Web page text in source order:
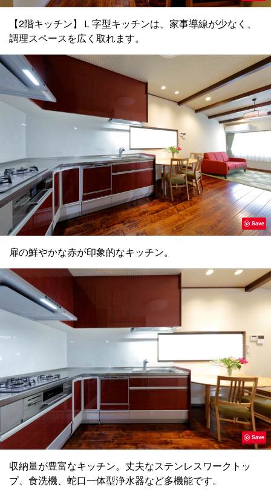
【2階キッチン】Ｌ字型キッチンは、家事導線が少なく、
調理スペースを広く取れます。
Save
扉の鮮やかな赤が印象的なキッチン。
Save
収納量が豊富なキッチン。丈夫なステンレスワークトッ
プ、食洗機、蛇口一体型浄水器など多機能です。